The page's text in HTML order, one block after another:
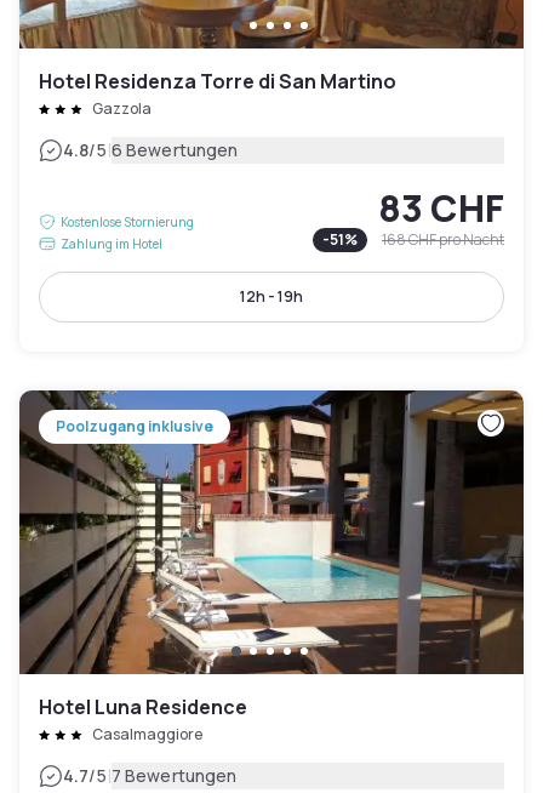
Hotel Residenza Torre di San Martino
Gazzola
4.8/5|6 Bewertungen
Kostenlose Stornierung
Zahlung im Hotel
83 CHF
-51% 168 CHFpro Nacht
12h - 19h
Poolzugang inklusive
Hotel Luna Residence
Casalmaggiore
4.7/5|7 Bewertungen